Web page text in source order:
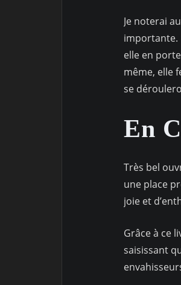
Je noterai
importante.
elle en
même, elle
se
En
Très bel
une place
joie et
Grâce à ce
saisissant